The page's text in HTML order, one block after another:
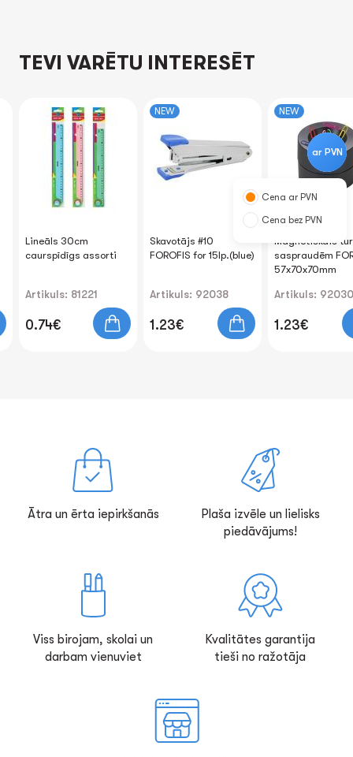
TEVI VARĒTU INTERESĒT
Lineāls 30cm
caurspīdīgs assorti
Artikuls: 81221
0.74€
NEW
Skavotājs #10
FOROFIS for 15lp.(blue)
Artikuls: 92038
1.23€
NEW
Magnētiskais
saspraudēm
57x70x70mm
Artikuls: 92030
1.23€
ar PVN
Cena ar PVN
Cena bez PVN
Ātra un ērta iepirkšanās
Plaša izvēle un lielisks
piedāvājums!
Viss birojam, skolai un
darbam vienuviet
Kvalitātes garantija
tieši no ražotāja